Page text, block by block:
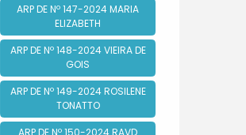
ARP DE Nº 147-2024 MARIA
ELIZABETH
ARP DE Nº 148-2024 VIEIRA DE
GOIS
ARP DE Nº 149-2024 ROSILENE
TONATTO